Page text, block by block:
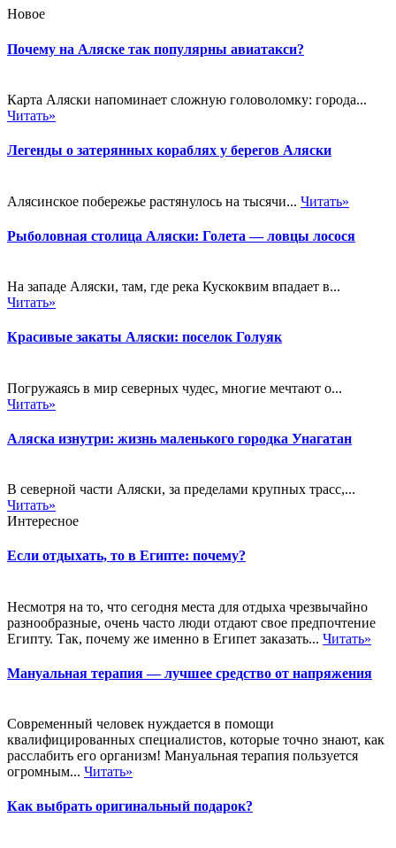
Новое
Почему на Аляске так популярны авиатакси?
Карта Аляски напоминает сложную головоломку: города...
Читать»
Легенды о затерянных кораблях у берегов Аляски
Алясинское побережье растянулось на тысячи... Читать»
Рыболовная столица Аляски: Голета — ловцы лосося
На западе Аляски, там, где река Кускоквим впадает в...
Читать»
Красивые закаты Аляски: поселок Голуяк
Погружаясь в мир северных чудес, многие мечтают о...
Читать»
Аляска изнутри: жизнь маленького городка Унагатан
В северной части Аляски, за пределами крупных трасс,...
Читать»
Интересное
Если отдыхать, то в Египте: почему?
Несмотря на то, что сегодня места для отдыха чрезвычайно
разнообразные, очень часто люди отдают свое предпочтение
Египту. Так, почему же именно в Египет заказать... Читать»
Мануальная терапия — лучшее средство от напряжения
Современный человек нуждается в помощи
квалифицированных специалистов, которые точно знают, как
расслабить его организм! Мануальная терапия пользуется
огромным... Читать»
Как выбрать оригинальный подарок?